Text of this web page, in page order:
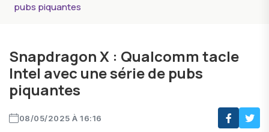
pubs piquantes
Snapdragon X : Qualcomm tacle
Intel avec une série de pubs
piquantes
08/05/2025 À 16:16